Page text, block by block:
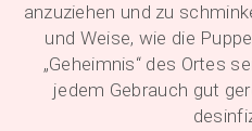
anzuziehen und zu
und Weise, wie die
„Geheimnis“ des Ortes
jedem Gebrauch gut